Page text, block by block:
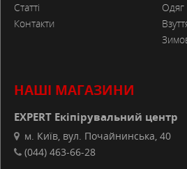
Статті
Контакти
Одяг
НАШІ МАГАЗИНИ
EXPERT Екіпірувальний центр
м. Київ, вул. Почайнинська, 40
(044) 463-66-28